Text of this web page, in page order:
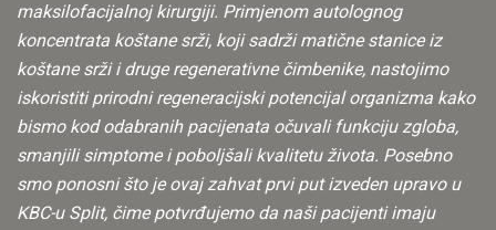
maksilofacijalnoj kirurgiji. Primjenom autolognog
koncentrata koštane srži, koji sadrži matične stanice iz
koštane srži i druge regenerativne čimbenike, nastojimo
iskoristiti prirodni regeneracijski potencijal organizma kako
bismo kod odabranih pacijenata očuvali funkciju zgloba,
smanjili simptome i poboljšali kvalitetu života. Posebno
smo ponosni što je ovaj zahvat prvi put izveden upravo u
KBC-u Split, čime potvrđujemo da naši pacijenti imaju